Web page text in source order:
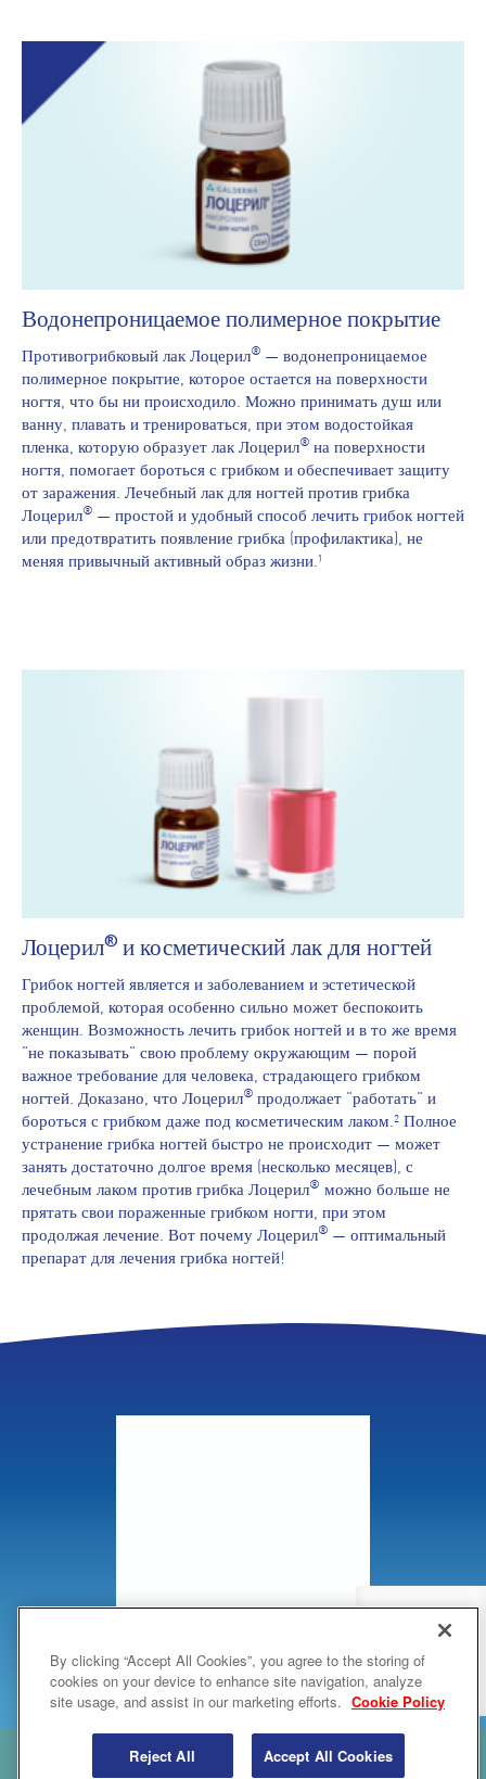
Водонепроницаемое полимерное покрытие
Противогрибковый лак Лоцерил® — водонепроницаемое
полимерное покрытие, которое остается на поверхности
ногтя, что бы ни происходило. Можно принимать душ или
ванну, плавать и тренироваться, при этом водостойкая
пленка, которую образует лак Лоцерил® на поверхности
ногтя, помогает бороться с грибком и обеспечивает защиту
от заражения. Лечебный лак для ногтей против грибка
Лоцерил® — простой и удобный способ лечить грибок ногтей
или предотвратить появление грибка (профилактика), не
меняя привычный активный образ жизни.¹
Лоцерил® и косметический лак для ногтей
Грибок ногтей является и заболеванием и эстетической
проблемой, которая особенно сильно может беспокоить
женщин. Возможность лечить грибок ногтей и в то же время
"не показывать" свою проблему окружающим — порой
важное требование для человека, страдающего грибком
ногтей. Доказано, что Лоцерил® продолжает "работать" и
бороться с грибком даже под косметическим лаком.² Полное
устранение грибка ногтей быстро не происходит — может
занять достаточно долгое время (несколько месяцев), с
лечебным лаком против грибка Лоцерил® можно больше не
прятать свои пораженные грибком ногти, при этом
продолжая лечение. Вот почему Лоцерил® — оптимальный
препарат для лечения грибка ногтей!
Quick Access
Купить
сейчас
By clicking “Accept All Cookies”, you agree to the storing of
cookies on your device to enhance site navigation, analyze
site usage, and assist in our marketing efforts. Cookie Policy
Reject All Accept All Cookies